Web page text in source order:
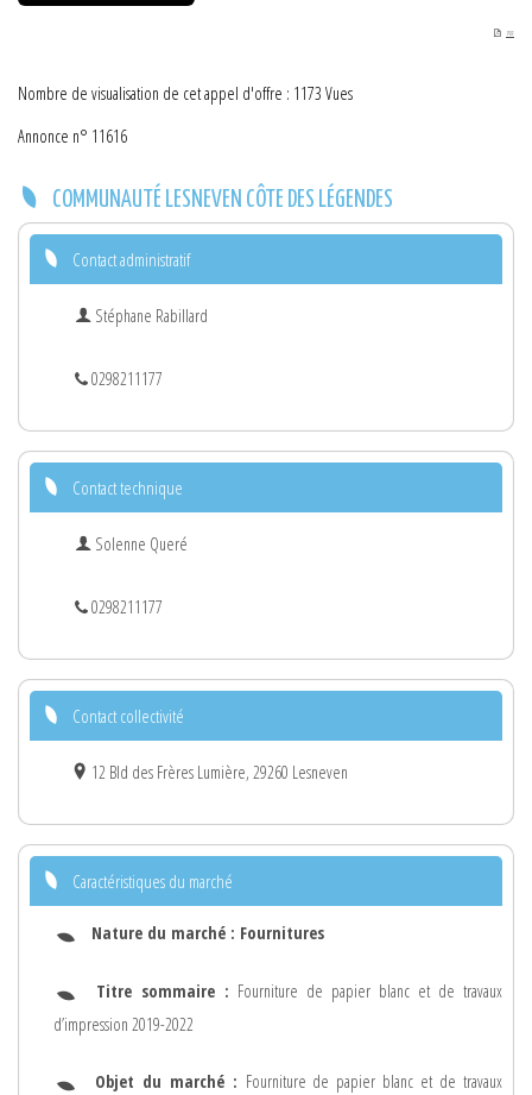
PDF
Nombre de visualisation de cet appel d'offre : 1173 Vues
Annonce n° 11616
COMMUNAUTÉ LESNEVEN CÔTE DES LÉGENDES
Contact administratif
Stéphane Rabillard
0298211177
Contact technique
Solenne Queré
0298211177
Contact collectivité
12 Bld des Frères Lumière, 29260 Lesneven
Caractéristiques du marché
Nature du marché : Fournitures
Titre sommaire : Fourniture de papier blanc et de travaux
d’impression 2019-2022
Objet du marché : Fourniture de papier blanc et de travaux